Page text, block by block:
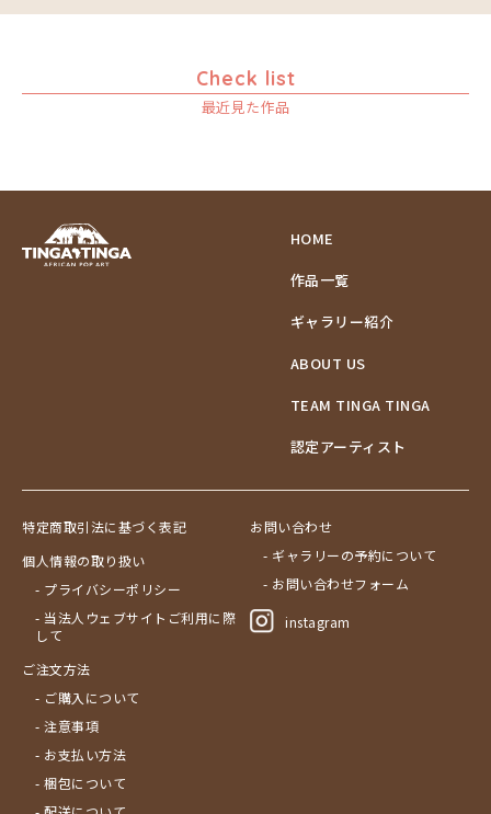
Check list
最近見た作品
HOME
作品一覧
ギャラリー紹介
ABOUT US
TEAM TINGA TINGA
認定アーティスト
特定商取引法に基づく表記
個人情報の取り扱い
- プライバシーポリシー
- 当法人ウェブサイトご利用に際
して
ご注文方法
- ご購入について
- 注意事項
- お支払い方法
- 梱包について
お問い合わせ
- ギャラリーの予約について
- お問い合わせフォーム
instagram